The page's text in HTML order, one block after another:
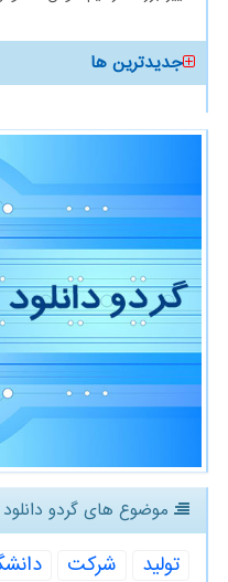
جدیدترین ها
موضوع های گردو دانلود
تولید شركت